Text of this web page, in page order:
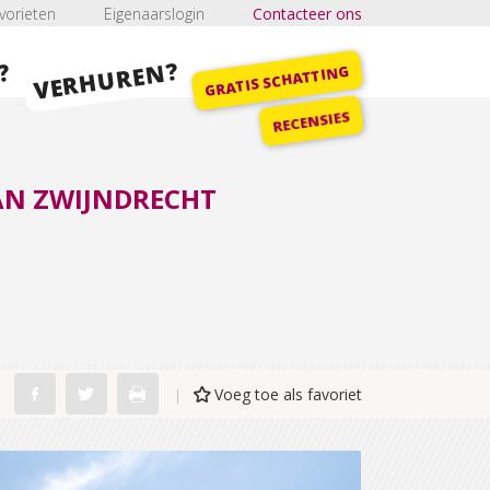
Eigenaarslogin Contacteer ons
VERHUREN? GRATIS SCHATTING
RECENSIES
ZWIJNDRECHT
Voeg toe als favoriet